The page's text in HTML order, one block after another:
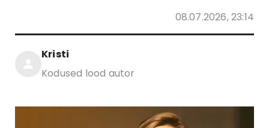
08.07.2026, 23:14
Kristi
Kodused lood autor